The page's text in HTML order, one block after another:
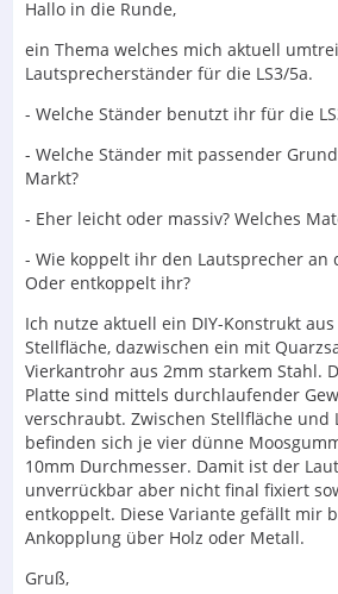
Hallo in die Runde,
ein Thema welches mich aktuell
Lautsprecherständer für die LS3/5a.
- Welche Ständer benutzt ihr für die
- Welche Ständer mit passender
Markt?
- Eher leicht oder massiv? Welches
- Wie koppelt ihr den Lautsprecher an
Oder entkoppelt ihr?
Ich nutze aktuell ein DIY-Konstrukt
Stellfläche, dazwischen ein mit
Vierkantrohr aus 2mm starkem Stahl.
Platte sind mittels durchlaufender
verschraubt. Zwischen Stellfläche und
befinden sich je vier dünne
10mm Durchmesser. Damit ist der
unverrückbar aber nicht final fixiert
entkoppelt. Diese Variante gefällt mir
Ankopplung über Holz oder Metall.
Gruß,